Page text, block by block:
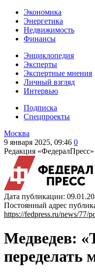
Экономика
Энергетика
Недвижимость
Финансы
Энциклопедия
Эксперты
Экспертные мнения
Личный взгляд
Интервью
Подписка
Спецпроекты
Москва
9 января 2025, 09:46 0
Редакция
Дата публикации:
Постоянный адрес
https://fedpress.ru/news/77/
Медведев:
переделать